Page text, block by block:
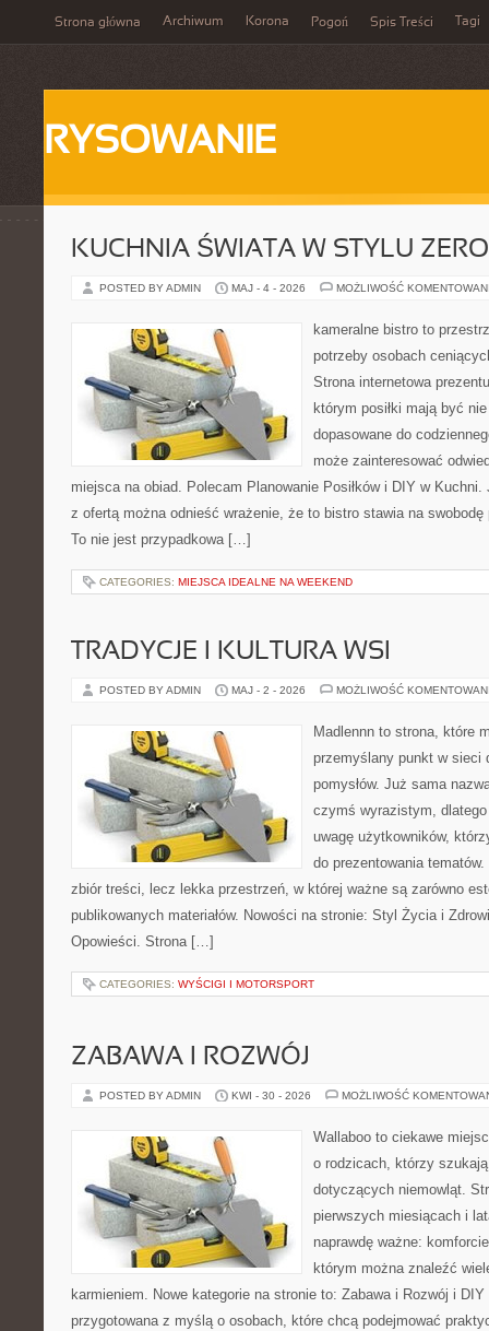
Strona główna Archiwum Korona Pogoń Spis Treści Tagi
RYSOWANIE
KUCHNIA ŚWIATA W STYLU
POSTED BY ADMIN MAJ - 4 - 2026 MOŻLIWOŚĆ
kameralne bistro to
potrzeby osobach
Strona internetowa
którym posiłki mają być
dopasowane do
może zainteresować
miejsca na obiad. Polecam Planowanie Posiłków i DIY w
z ofertą można odnieść wrażenie, że to bistro stawia na swobodę
To nie jest przypadkowa […]
CATEGORIES: MIEJSCA IDEALNE NA WEEKEND
TRADYCJE I KULTURA WSI
POSTED BY ADMIN MAJ - 2 - 2026 MOŻLIWOŚĆ
Madlennn to strona, które
przemyślany punkt w sieci
pomysłów. Już sama
czymś wyrazistym,
uwagę użytkowników,
do prezentowania
zbiór treści, lecz lekka przestrzeń, w której ważne są zarówno
publikowanych materiałów. Nowości na stronie: Styl Życia i
Opowieści. Strona […]
CATEGORIES: WYŚCIGI I MOTORSPORT
ZABAWA I ROZWÓJ
POSTED BY ADMIN KWI - 30 - 2026 MOŻLIWOŚĆ
Wallaboo to ciekawe
o rodzicach, którzy
dotyczących niemowląt.
pierwszych miesiącach i
naprawdę ważne:
którym można znaleźć
karmieniem. Nowe kategorie na stronie to: Zabawa i Rozwój i
przygotowana z myślą o osobach, które chcą podejmować